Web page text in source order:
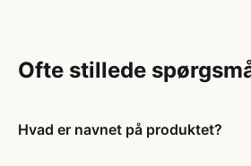
Ofte stillede
Hvad er navnet på produktet?